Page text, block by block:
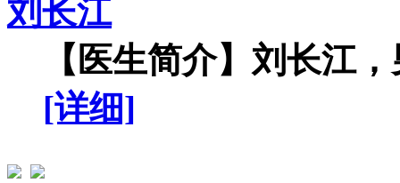
刘长江
【医生简介】刘长江
[详细]